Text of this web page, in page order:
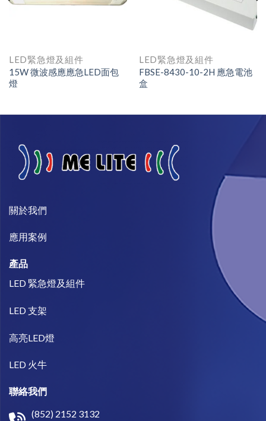
LED緊急燈及組件
15W 微波感應應急LED面包
燈
LED緊急燈及組件
FBSE-8430-10-2H 應急電池
盒
關於我們​
​應用案例
產品
LED 緊急燈及組件
LED 支架
高亮LED燈
LED 火牛
聯絡我們
(852) 2152 3132